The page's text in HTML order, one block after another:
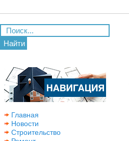
Найти
Главная
Новости
Строительство